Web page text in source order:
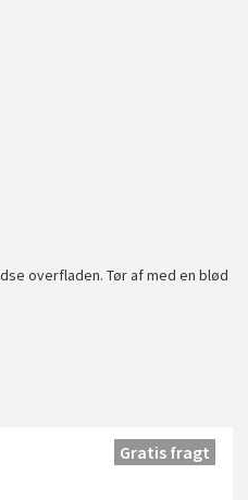
overfladen. Tør af med en blød
Gratis fragt